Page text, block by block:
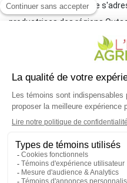
Le journal L'Éveil agricole
productrices des régions
par année par le Groupe JCL,
enjeux reliés à l'agriculture.
COORDONNÉES
mlemay@groupejcl.ca
450 472-3440, poste 250
UNE INITIATIVE DU